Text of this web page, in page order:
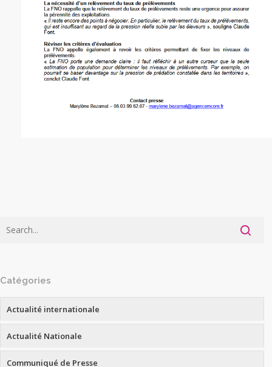
Catégories
Actualité internationale
Actualité Nationale
Communiqué de Presse